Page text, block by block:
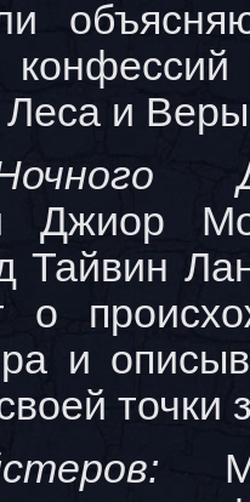
Леса и
Джиор
Тайвин
о
и
точки